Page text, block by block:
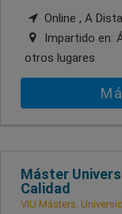
Online , A
Impartido en:
otros lugares
Máster
Calidad
VIU Másters.